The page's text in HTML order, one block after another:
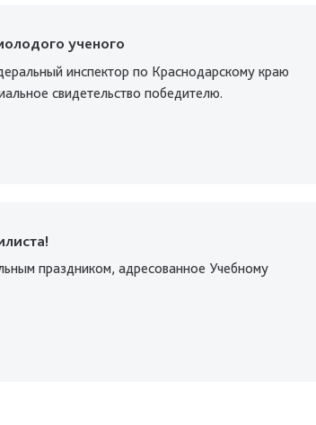
ученого
инспектор по Краснодарскому краю
свидетельство победителю.
праздником, адресованное Учебному